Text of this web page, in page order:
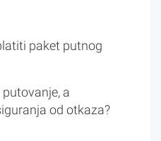
paket putnog
a
od otkaza?